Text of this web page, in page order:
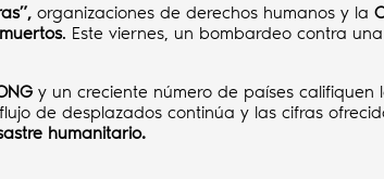
organizaciones de derechos humanos y la
. Este viernes, un bombardeo contra
y un creciente número de países califiquen
de desplazados continúa y las cifras
humanitario.